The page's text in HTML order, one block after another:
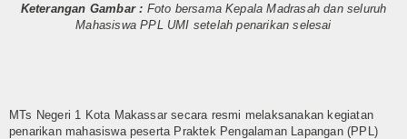
Ekstra Kurikuler
Keterangan Gambar : Foto bersama Kepala Madrasah dan seluruh
Mahasiswa PPL UMI setelah penarikan selesai
MTs Negeri 1 Kota Makassar secara resmi melaksanakan kegiatan
penarikan mahasiswa peserta Praktek Pengalaman Lapangan (PPL)